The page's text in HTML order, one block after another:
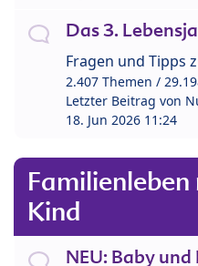
Das 3.
Fragen und Tipps
2.407 Themen /
Letzter Beitrag von
18. Jun 2026 11:24
Kind
NEU: Baby und